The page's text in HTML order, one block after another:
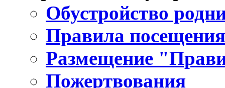
Обустройство
Правила
Размещение
Пожертвования